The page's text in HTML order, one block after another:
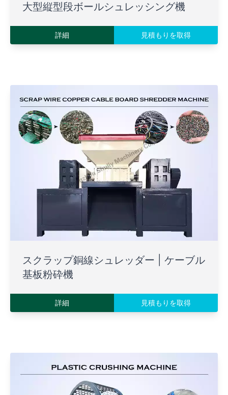
大型縦型段ボールシュレッシング機
詳細 見積もりを取得
スクラップ銅線シュレッダー | ケーブル
基板粉砕機
詳細 見積もりを取得